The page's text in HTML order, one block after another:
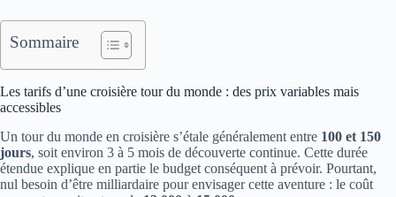
Sommaire
Les tarifs d’une croisière tour du monde : des prix variables mais
accessibles
Un tour du monde en croisière s’étale généralement entre 100 et 150
jours, soit environ 3 à 5 mois de découverte continue. Cette durée
étendue explique en partie le budget conséquent à prévoir. Pourtant,
nul besoin d’être milliardaire pour envisager cette aventure : le coût